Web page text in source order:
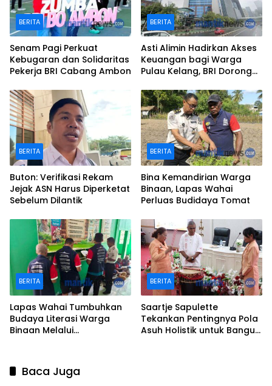
BERITA
Senam Pagi Perkuat
Kebugaran dan Solidaritas
Pekerja BRI Cabang Ambon
BERITA
Asti Alimin Hadirkan Akses
Keuangan bagi Warga
Pulau Kelang, BRI Dorong
Kepulauan
BERITA
Buton: Verifikasi Rekam
Jejak ASN Harus Diperketat
Sebelum Dilantik
BERITA
Bina Kemandirian Warga
Binaan, Lapas Wahai
Perluas Budidaya Tomat
BERITA
Lapas Wahai Tumbuhkan
Budaya Literasi Warga
Binaan Melalui
BERITA
Saartje Sapulette
Tekankan Pentingnya Pola
Asuh Holistik untuk Bangun
Baca Juga